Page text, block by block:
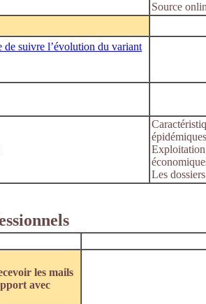
Source
de suivre l’évolution du variant
épidémiques
Exploitation
Les
les mails
avec